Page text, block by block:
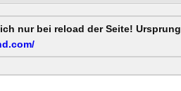
nur bei reload der Seite! Ursprung